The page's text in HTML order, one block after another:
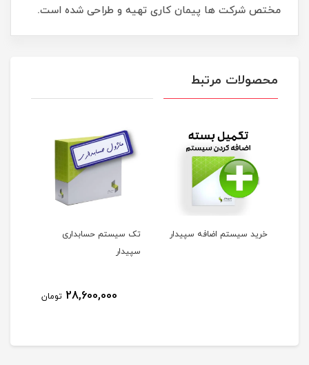
مختص شرکت‌ ها پیمان کاری تهیه و طراحی شده است.
محصولات مرتبط
خرید سیستم اضافه سپیدار
تک سیستم حسابداری
سپیدار
28,600,000 تومان